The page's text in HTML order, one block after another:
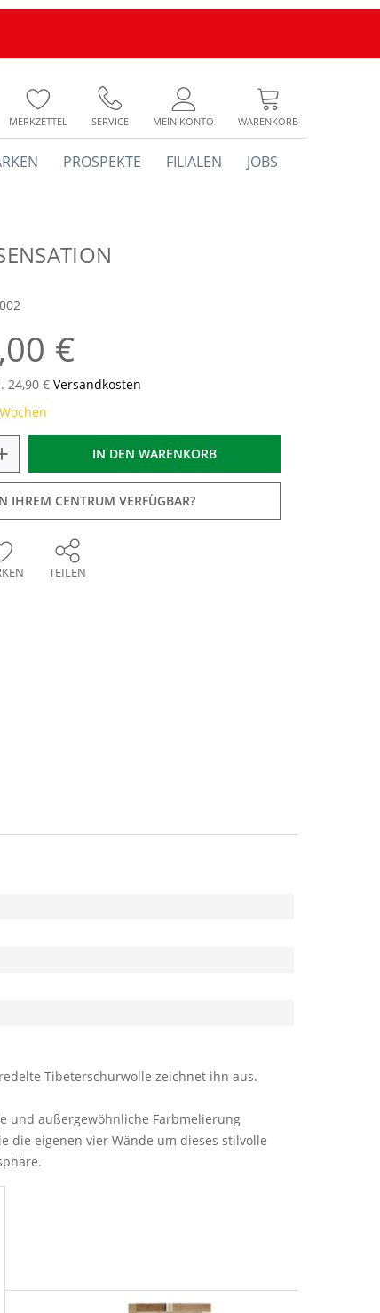
MERKZETTEL SERVICE MEIN KONTO WARENKORB
PROSPEKTE FILIALEN JOBS
€
24,90 € Versandkosten
IN DEN WARENKORB
IHREM CENTRUM VERFÜGBAR?
TEILEN
Tibeterschurwolle zeichnet ihn aus.
und außergewöhnliche Farbmelierung
die eigenen vier Wände um dieses stilvolle